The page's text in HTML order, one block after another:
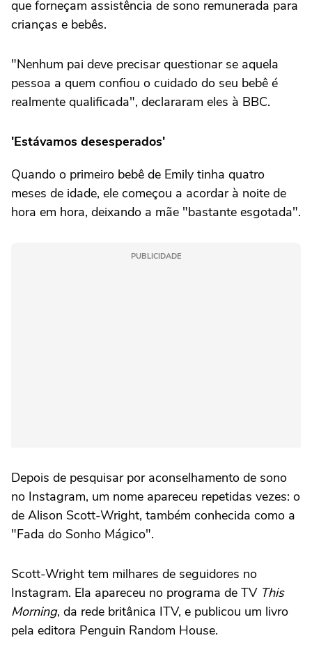
que forneçam assistência de sono remunerada para
crianças e bebês.
"Nenhum pai deve precisar questionar se aquela
pessoa a quem confiou o cuidado do seu bebê é
realmente qualificada", declararam eles à BBC.
'Estávamos desesperados'
Quando o primeiro bebê de Emily tinha quatro
meses de idade, ele começou a acordar à noite de
hora em hora, deixando a mãe "bastante esgotada".
PUBLICIDADE
Depois de pesquisar por aconselhamento de sono
no Instagram, um nome apareceu repetidas vezes: o
de Alison Scott-Wright, também conhecida como a
"Fada do Sonho Mágico".
Scott-Wright tem milhares de seguidores no
Instagram. Ela apareceu no programa de TV This
Morning, da rede britânica ITV, e publicou um livro
pela editora Penguin Random House.